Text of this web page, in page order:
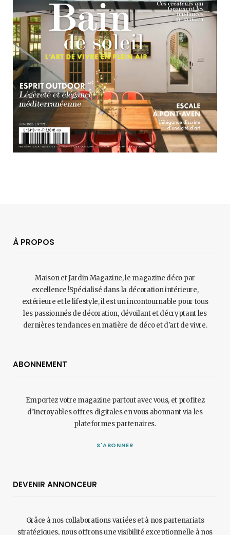
À PROPOS
Maison et Jardin Magazine, le magazine déco par
excellence !Spécialisé dans la décoration intérieure,
extérieure et le lifestyle, il est un incontournable pour tous
les passionnés de décoration, dévoilant et décryptant les
dernières tendances en matière de déco et d'art de vivre.
ABONNEMENT
Emportez votre magazine partout avec vous, et profitez
d’incroyables offres digitales en vous abonnant via les
plateformes partenaires.
S'ABONNER
DEVENIR ANNONCEUR
Grâce à nos collaborations variées et à nos partenariats
stratégiques, nous offrons une visibilité exceptionnelle à nos